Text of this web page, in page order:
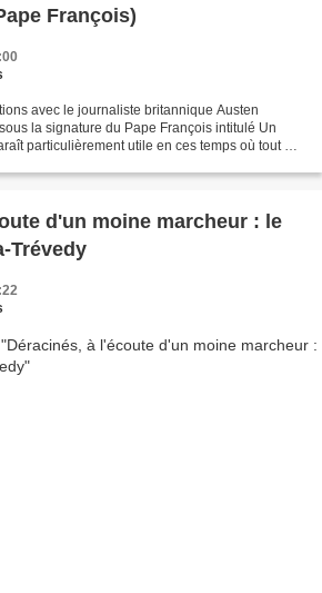
François)
avec le journaliste britannique Austen
la signature du Pape François intitulé Un
particulièrement utile en ces temps où tout un
d'un moine marcheur : le
Trévedy